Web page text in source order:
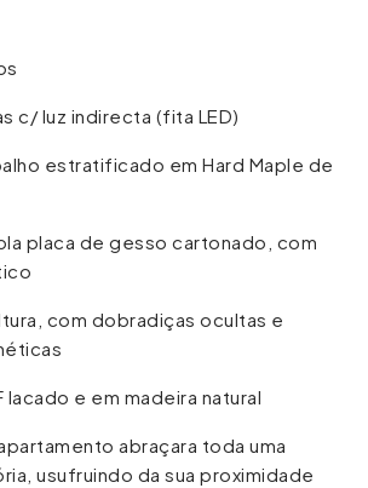
c/ luz indirecta (fita LED)
estratificado em Hard Maple de
placa de gesso cartonado, com
com dobradiças ocultas e
lacado e em madeira natural
abraçara toda uma
usufruindo da sua proximidade